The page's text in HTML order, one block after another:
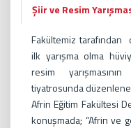
Şiir ve Resim
Fakültemiz tarafından
ilk yarışma olma
resim
tiyatrosunda
Afrin Eğitim Fakültesi
konuşmada; “Afrin ve